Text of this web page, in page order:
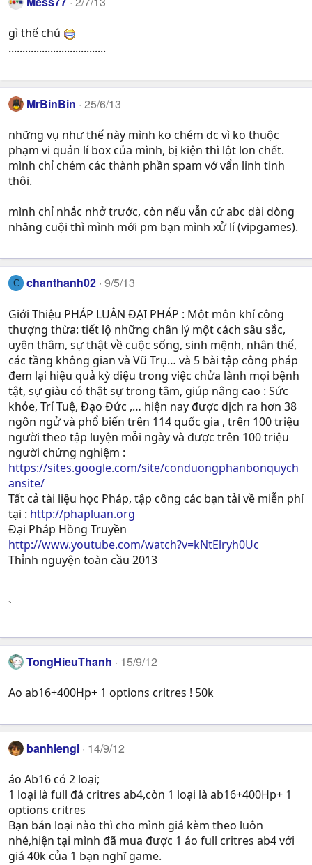
gì thế chú
...................................
MrBinBin 25/6/13
những vụ như thế này mình ko chém dc vì ko thuộc
phạm vi quản lí box của mình, bị kiện thì lột lon chết.
mình chỉ chém các thành phần spam vớ vẩn linh tinh
thôi.
mình chỉ nhắc nhở trước, còn nếu vẫn cứ abc dài dòng
nhăng cuội thì mình mới pm bạn mình xử lí (vipgames).
C chanthanh02 9/5/13
Giới Thiệu PHÁP LUÂN ĐẠI PHÁP : Một môn khí công
thượng thừa: tiết lộ những chân lý một cách sâu sắc,
uyên thâm, sự thật về cuộc sống, sinh mệnh, nhân thể,
các tầng không gian và Vũ Trụ… và 5 bài tập công pháp
đem lại hiệu quả kỳ diệu trong việc chửa lành mọi bệnh
tật, sự giàu có thật sự trong tâm, giúp nâng cao : Sức
khỏe, Trí Tuệ, Ðạo Ðức ,… hiện nay được dịch ra hơn 38
ngôn ngử và phổ biến trên 114 quốc gia , trên 100 triệu
người theo tập luyện mỗi ngày và được trên 100 triệu
người chứng nghiệm :
https://sites.google.com/site/conduongphanbonquych
ansite/
Tất cả tài liệu học Pháp, tập công các bạn tải về miễn phí
tại : http://phapluan.org
Đại Pháp Hồng Truyền
http://www.youtube.com/watch?v=kNtElryh0Uc
Thỉnh nguyện toàn cầu 2013
`
TongHieuThanh 15/9/12
Ao ab16+400Hp+ 1 options critres ! 50k
banhiengl 14/9/12
áo Ab16 có 2 loại;
1 loại là full đá critres ab4,còn 1 loại là ab16+400Hp+ 1
options critres
Bạn bán loại nào thì cho mình giá kèm theo luôn
nhé,hiện tại mình đã mua được 1 áo full critres ab4 với
giá 40k của 1 bạn nghĩ game.